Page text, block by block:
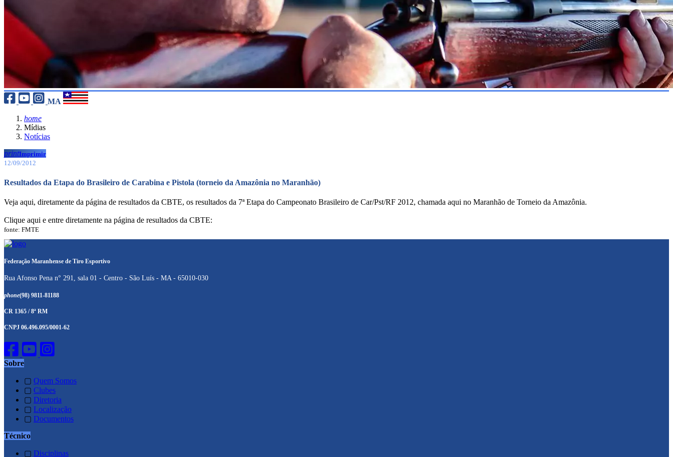
MA
home
Mídias
Notícias
printImprimir
12/09/2012
Resultados da Etapa do Brasileiro de Carabina e Pistola (torneio da Amazônia no Maranhão)
Veja aqui, diretamente da página de resultados da CBTE, os resultados da 7ª Etapa do Campeonato Brasileiro de Car/Pst/RF 2012, chamada aqui no Maranhão de Torneio da Amazônia.
Clique aqui e entre diretamente na página de resultados da CBTE:
fonte: FMTE
Federação Maranhense de Tiro Esportivo
Rua Afonso Pena n° 291, sala 01 - Centro - São Luís - MA - 65010-030
phone(98) 9811-81188
CR 1365 / 8ª RM
CNPJ 06.496.095/0001-62
Sobre
▢ Quem Somos
▢ Clubes
▢ Diretoria
▢ Localização
▢ Documentos
Técnico
▢ Disciplinas